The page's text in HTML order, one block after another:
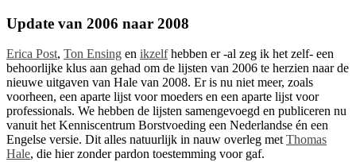
Update van 2006 naar 2008
Erica Post, Ton Ensing en ikzelfhebben er -al zeg ik het zelf- een
behoorlijke klus aan gehad om de lijsten van 2006 te herzien naar de
nieuwe uitgaven van Hale van 2008. Er is nu niet meer, zoals
voorheen, een aparte lijst voor moeders en een aparte lijst voor
professionals. We hebben de lijsten samengevoegd en publiceren nu
vanuit het Kenniscentrum Borstvoeding een Nederlandse én een
Engelse versie. Dit alles natuurlijk in nauw overleg met Thomas
Hale, die hier zonder pardon toestemming voor gaf.